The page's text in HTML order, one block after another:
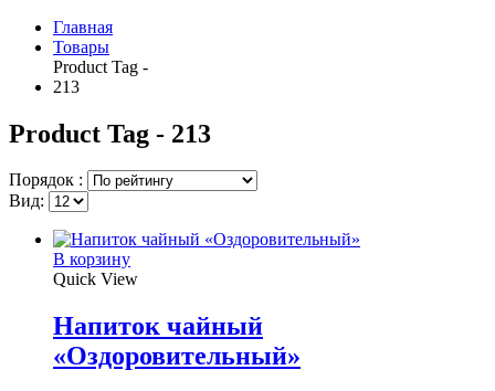
Главная
Товары
Product Tag -
213
Product Tag - 213
Порядок :
Вид:
В корзину
Quick View
Напиток чайный
«Оздоровительный»